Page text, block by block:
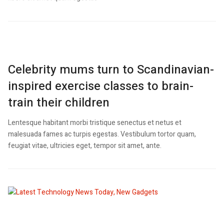
Celebrity mums turn to Scandinavian-
inspired exercise classes to brain-
train their children
Lentesque habitant morbi tristique senectus et netus et
malesuada fames ac turpis egestas. Vestibulum tortor quam,
feugiat vitae, ultricies eget, tempor sit amet, ante.